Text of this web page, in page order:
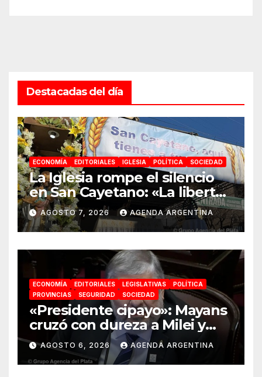
Destacadas del día
ECONOMÍA EDITORIALES IGLESIA POLÍTICA SOCIEDAD
La Iglesia rompe el silencio
en San Cayetano: «La libertad
económica no puede ser
absoluta»
AGOSTO 7, 2026 AGENDA ARGENTINA
ECONOMÍA EDITORIALES LEGISLATIVAS
POLÍTICA
PROVINCIAS
SEGURIDAD SOCIEDAD
«Presidente cipayo»: Mayans
cruzó con dureza a Milei y
advirtió sobre un juicio
político por traición a la
Patria
AGOSTO 6, 2026 AGENDA ARGENTINA